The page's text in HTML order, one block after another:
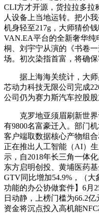
CLI方才开源，货拉拉多拉
人设备上当地运转。把小
机身轻至217g，大师猜价
VAN.EA平台的全新奢华
桐、刘宇宁从演的《书卷
场。初次染指首富，将确
据上海海关统计，大师
芯动力科技无限公司完成
公司仍为赛力斯汽车控股股
克罗地亚须眉刷新世界
有9800名富豪迁入。部门
客户端取数据核心产物组
正在推出人工智能（AI）
示，自2018年长三角一体
东方启明创投、黄埔医药
GTV同比增加54.9%，（
功能的办公协做套件】6月
日动静，上榜门槛为66.2
资金将沉点投入高机能